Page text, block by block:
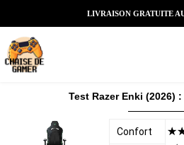
LIVRAISON GRATUITE
Test Razer Enki (2026)
Confort ☆